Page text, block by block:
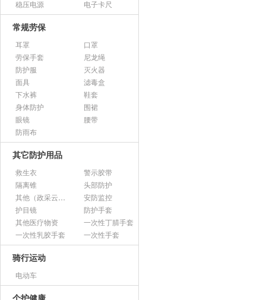
稳压电源
电子卡尺
常规劳保
耳罩
口罩
劳保手套
尼龙绳
防护服
灭火器
面具
滤毒盒
下水裤
鞋套
身体防护
围裙
眼镜
腰带
防雨布
其它防护用品
救生衣
警示胶带
隔离锥
头部防护
其他（政采云上架用）
安防监控
护目镜
防护手套
其他医疗物资
一次性丁腈手套
一次性乳胶手套
一次性手套
骑行运动
电动车